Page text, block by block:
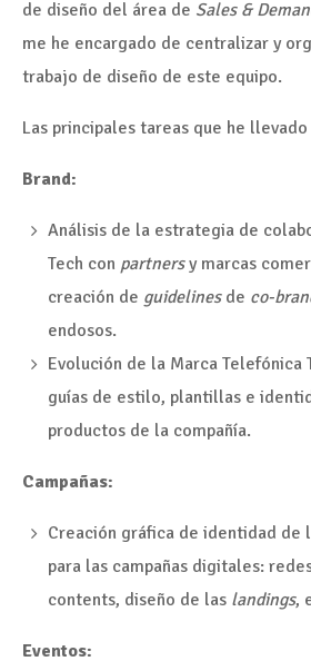
de diseño del área de Sales &
me he encargado de centralizar y
trabajo de diseño de este equipo.
Las principales tareas que he
Brand:
Análisis de la estrategia de
Tech con partnersy marcas
creación de guidelinesde co-
endosos.
Evolución de la Marca Telefónica
guías de estilo, plantillas e
productos de la compañía.
Campañas:
Creación gráfica de identidad de
para las campañas digitales:
contents, diseño de las landings,
Eventos: